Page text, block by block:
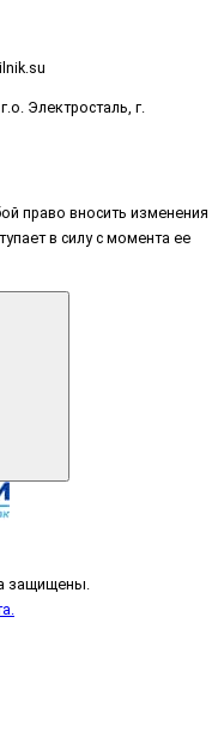
Электросталь, г.
право вносить изменения
в силу с момента ее
защищены.